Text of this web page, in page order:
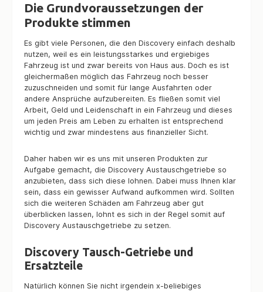
Die Grundvoraussetzungen der
Produkte stimmen
Es gibt viele Personen, die den Discovery einfach deshalb
nutzen, weil es ein leistungsstarkes und ergiebiges
Fahrzeug ist und zwar bereits von Haus aus. Doch es ist
gleichermaßen möglich das Fahrzeug noch besser
zuzuschneiden und somit für lange Ausfahrten oder
andere Ansprüche aufzubereiten. Es fließen somit viel
Arbeit, Geld und Leidenschaft in ein Fahrzeug und dieses
um jeden Preis am Leben zu erhalten ist entsprechend
wichtig und zwar mindestens aus finanzieller Sicht.
Daher haben wir es uns mit unseren Produkten zur
Aufgabe gemacht, die Discovery Austauschgetriebe so
anzubieten, dass sich diese lohnen. Dabei muss Ihnen klar
sein, dass ein gewisser Aufwand aufkommen wird. Sollten
sich die weiteren Schäden am Fahrzeug aber gut
überblicken lassen, lohnt es sich in der Regel somit auf
Discovery Austauschgetriebe zu setzen.
Discovery Tausch-Getriebe und
Ersatzteile
Natürlich können Sie nicht irgendein x-beliebiges